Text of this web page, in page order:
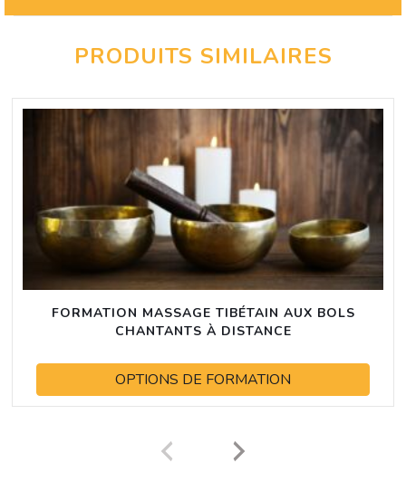
PRODUITS SIMILAIRES
FORMATION MASSAGE TIBÉTAIN AUX BOLS
CHANTANTS À DISTANCE
OPTIONS DE FORMATION